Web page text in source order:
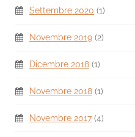
Settembre 2020 (1)
Novembre 2019 (2)
Dicembre 2018 (1)
Novembre 2018 (1)
Novembre 2017 (4)